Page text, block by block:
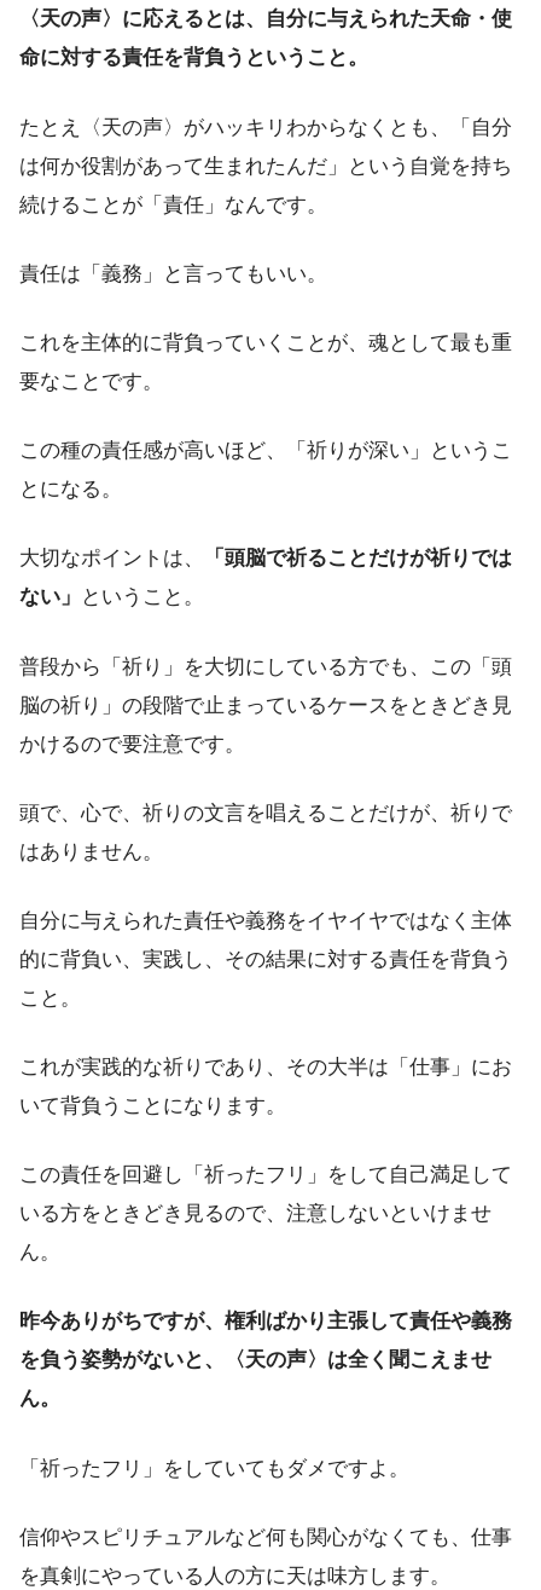
〈天の声〉に応えるとは、自分に与えられた天命・使
命に対する責任を背負うということ。
たとえ〈天の声〉がハッキリわからなくとも、「自分
は何か役割があって生まれたんだ」という自覚を持ち
続けることが「責任」なんです。
責任は「義務」と言ってもいい。
これを主体的に背負っていくことが、魂として最も重
要なことです。
この種の責任感が高いほど、「祈りが深い」というこ
とになる。
大切なポイントは、
「頭脳で祈ることだけが祈りでは
ない」
ということ。
普段から「祈り」を大切にしている方でも、この「頭
脳の祈り」の段階で止まっているケースをときどき見
かけるので要注意です。
頭で、心で、祈りの文言を唱えることだけが、祈りで
はありません。
自分に与えられた責任や義務をイヤイヤではなく主体
的に背負い、実践し、その結果に対する責任を背負う
こと。
これが実践的な祈りであり、その大半は「仕事」にお
いて背負うことになります。
この責任を回避し「祈ったフリ」をして自己満足して
いる方をときどき見るので、注意しないといけませ
ん。
昨今ありがちですが、権利ばかり主張して責任や義務
を負う姿勢がないと、〈天の声〉は全く聞こえませ
ん。
「祈ったフリ」をしていてもダメですよ。
信仰やスピリチュアルなど何も関心がなくても、仕事
を真剣にやっている人の方に天は味方します。